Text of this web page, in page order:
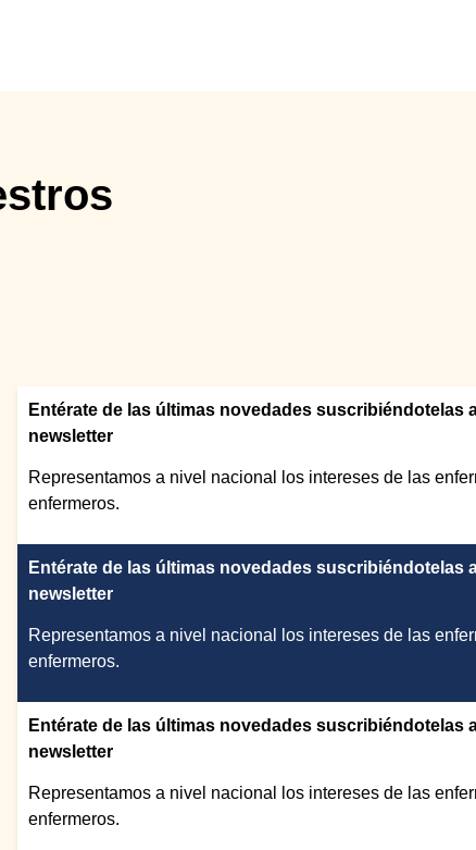
Entérate de las últimas novedades suscribiéndotelas
newsletter
Representamos a nivel nacional los intereses de las
enfermeros.
Entérate de las últimas novedades suscribiéndotelas
newsletter
Representamos a nivel nacional los intereses de las
enfermeros.
Entérate de las últimas novedades suscribiéndotelas
newsletter
Representamos a nivel nacional los intereses de las
enfermeros.